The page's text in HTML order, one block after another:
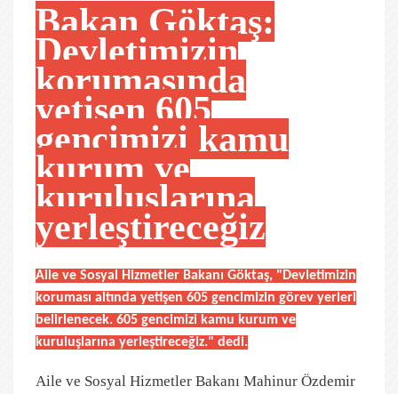
Bakan Göktaş:
Devletimizin
korumasında
yetişen 605
gencimizi kamu
kurum ve
kuruluşlarına
yerleştireceğiz
Aile ve Sosyal Hizmetler Bakanı Göktaş, "Devletimizin
koruması altında yetişen 605 gencimizin görev yerleri
belirlenecek. 605 gencimizi kamu kurum ve
kuruluşlarına yerleştireceğiz." dedi.
Aile ve Sosyal Hizmetler Bakanı Mahinur Özdemir